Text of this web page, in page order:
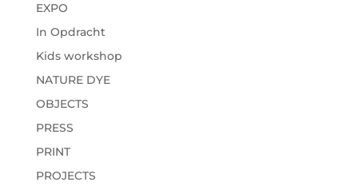
EXPO
In Opdracht
Kids workshop
NATURE DYE
OBJECTS
PRESS
PRINT
PROJECTS